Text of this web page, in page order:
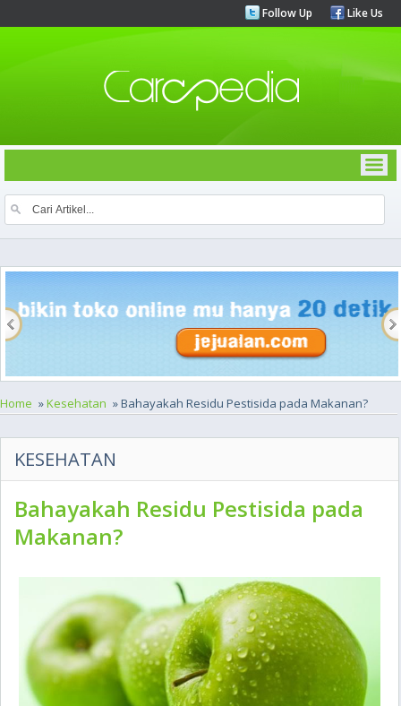
Follow Up Like Us
Home »Kesehatan » Bahayakah Residu Pestisida pada Makanan?
KESEHATAN
Bahayakah Residu Pestisida pada
Makanan?